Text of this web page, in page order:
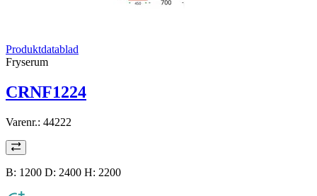
Produktdatablad
Fryserum
CRNF1224
Varenr.: 44222
B: 1200 D: 2400 H: 2200